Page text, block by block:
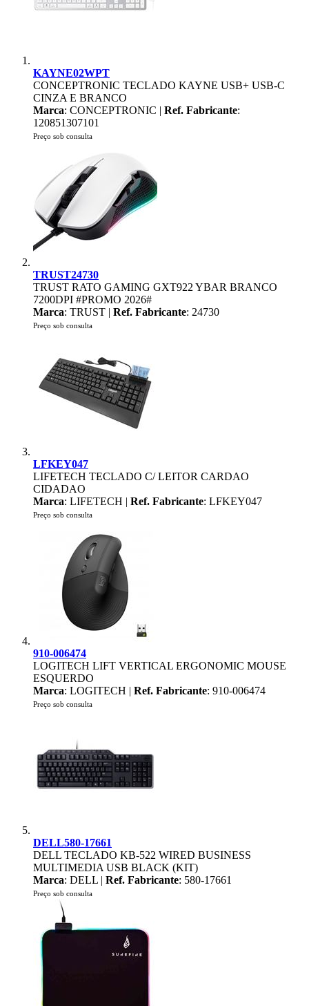
KAYNE02WPT
CONCEPTRONIC TECLADO KAYNE USB+ USB-C
CINZA E BRANCO
Marca: CONCEPTRONIC | Ref. Fabricante:
120851307101
Preço sob consulta
TRUST24730
TRUST RATO GAMING GXT922 YBAR BRANCO
7200DPI #PROMO 2026#
Marca: TRUST | Ref. Fabricante: 24730
Preço sob consulta
LFKEY047
LIFETECH TECLADO C/ LEITOR CARDAO
CIDADAO
Marca: LIFETECH | Ref. Fabricante: LFKEY047
Preço sob consulta
910-006474
LOGITECH LIFT VERTICAL ERGONOMIC MOUSE
ESQUERDO
Marca: LOGITECH | Ref. Fabricante: 910-006474
Preço sob consulta
DELL580-17661
DELL TECLADO KB-522 WIRED BUSINESS
MULTIMEDIA USB BLACK (KIT)
Marca: DELL | Ref. Fabricante: 580-17661
Preço sob consulta